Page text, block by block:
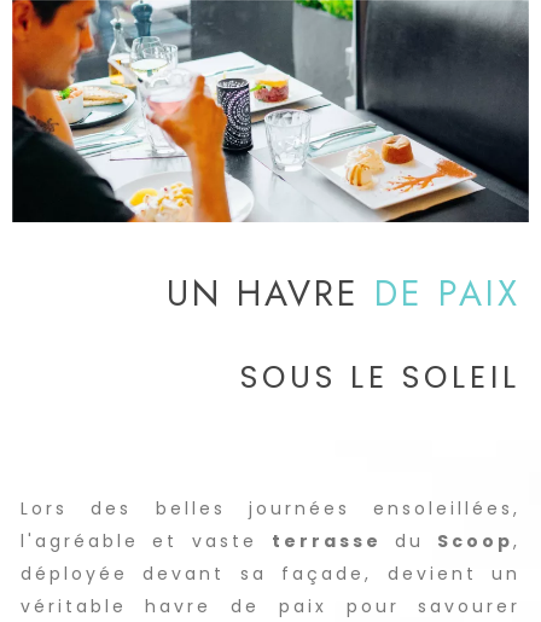
UN HAVRE DE PAIX
SOUS LE SOLEIL
Lors des belles journées ensoleillées,
l'agréable et vaste terrasse du Scoop,
déployée devant sa façade, devient un
véritable havre de paix pour savourer